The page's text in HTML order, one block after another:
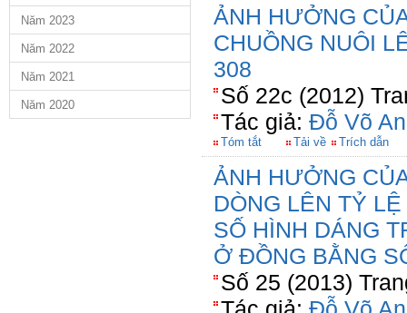
Năm 2023
Năm 2022
Năm 2021
Năm 2020
ẢNH HƯỞNG
CHUỒNG NUÔI
308
Số 22c (2012)
Tác giả: Đỗ Võ
Tóm tắt Tải về Trích dẫn
ẢNH HƯỞNG
DÒNG LÊN TỶ
SỐ HÌNH DÁNG
Ở ĐỒNG BẰNG
Số 25 (2013)